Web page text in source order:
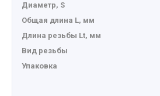
Диаметр, S
Общая длина L, мм
Длина резьбы Lt, мм
Вид резьбы
Упаковка